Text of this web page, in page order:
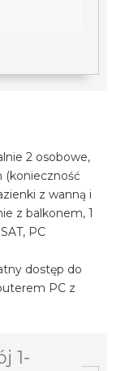
2 osobowe,
(konieczność
z wanną i
z balkonem, 1
PC
dostęp do
PC z
1-